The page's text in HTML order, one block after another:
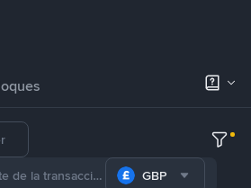
GBP